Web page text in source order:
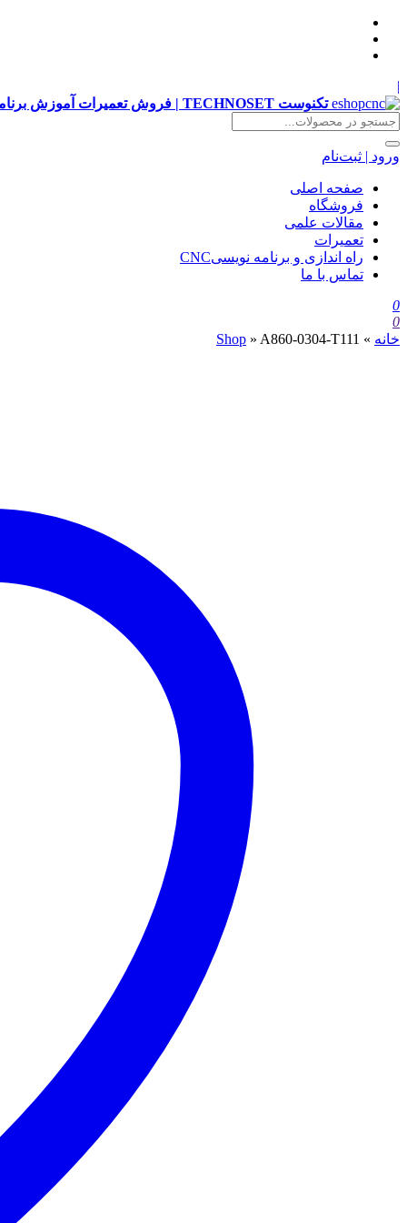
|
تکنوست TECHNOSET | فروش تعمیرات آموزش برنامه نویسی cnc زیمنس فانوک هایدن siemens ,fanuc, heidenhain ,hust, gsk
ورود | ثبت‌نام
صفحه اصلی
فروشگاه
مقالات علمی
تعمیرات
راه اندازی و برنامه نویسیCNC
تماس با ما
0
0
خانه »
Shop » A860-0304-T111